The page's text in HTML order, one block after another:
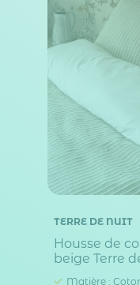
TERRE DE NUIT
Housse de
beige Terre
Matière :